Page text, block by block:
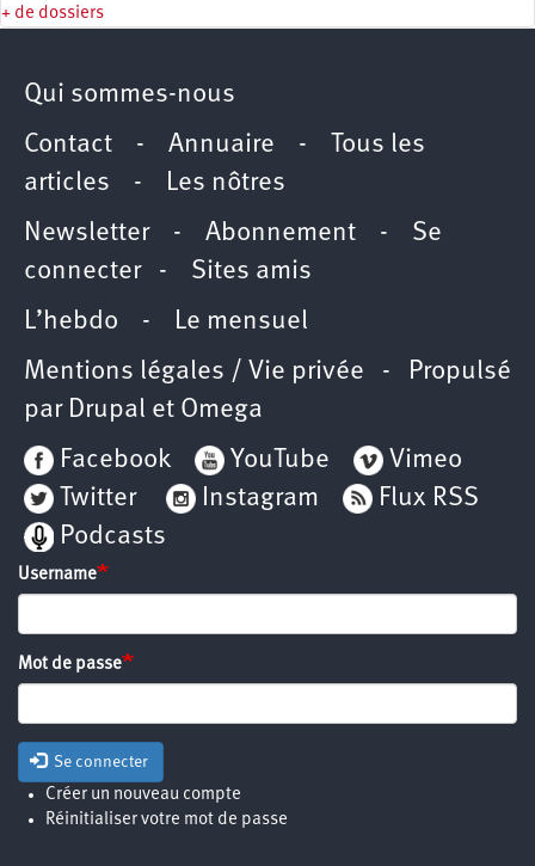
+ de dossiers
Qui sommes-nous
Contact - Annuaire -
Tous les
articles - Les nôtres
Newsletter- Abonnement - Se
connecter- Sites amis
L’hebdo - Le mensuel
Mentions légales / Vie privée - Propulsé
par Drupal et Omega
Facebook
YouTube
Vimeo
Twitter
Instagram
Flux RSS
Podcasts
Username
Mot de passe
Se connecter
Créer un nouveau compte
Réinitialiser votre mot de passe